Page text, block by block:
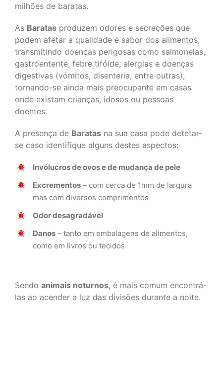
milhões de baratas.
As Baratas produzem odores e secreções que
podem afetar a qualidade e sabor dos alimentos,
transmitindo doenças perigosas como salmonelas,
gastroenterite, febre tifóide, alergias e doenças
digestivas (vómitos, disenteria, entre outras),
tornando-se ainda mais preocupante em casas
onde existam crianças, idosos ou pessoas
doentes.
A presença de Baratas na sua casa pode detetar-
se caso identifique alguns destes aspectos:
Invólucros de ovos e de mudança de pele
Excrementos – com cerca de 1mm de largura
mas com diversos comprimentos
Odor desagradável
Danos – tanto em embalagens de alimentos,
como em livros ou tecidos
Sendo animais noturnos, é mais comum encontrá-
las ao acender a luz das divisões durante a noite.